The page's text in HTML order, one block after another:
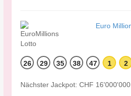
Euro
26 29 35 38 47 1 2
Nächster Jackpot: CHF 16'000'000